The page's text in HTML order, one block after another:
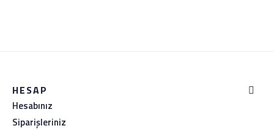
HESAP
Hesabınız
Siparişleriniz